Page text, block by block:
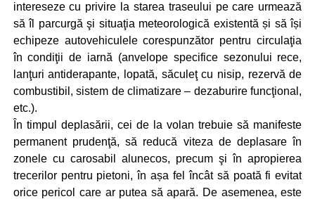
intereseze cu privire la starea traseului pe care urmează
să îl parcurgă şi situaţia meteorologică existentă și să își
echipeze autovehiculele corespunzător pentru circulaţia
în condiţii de iarnă (anvelope specifice sezonului rece,
lanţuri antiderapante, lopată, săculeţ cu nisip, rezervă de
combustibil, sistem de climatizare – dezaburire funcţional,
etc.).
În timpul deplasării, cei de la volan trebuie să manifeste
permanent prudenţă, să reducă viteza de deplasare în
zonele cu carosabil alunecos, precum şi în apropierea
trecerilor pentru pietoni, în așa fel încât să poată fi evitat
orice pericol care ar putea să apară. De asemenea, este